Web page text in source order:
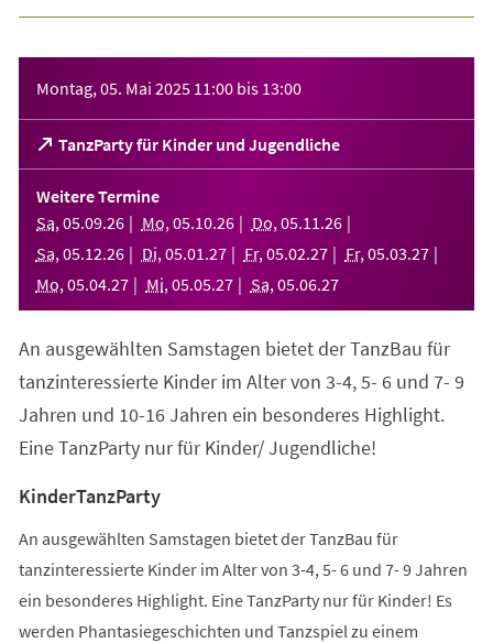
Montag, 05. Mai 2025 11:00 bis 13:00
TanzParty für Kinder und Jugendliche
(Öffnet
in
einem
neuen
Tab)
Weitere Termine
Sa, 05.09.26 Mo, 05.10.26 Do, 05.11 .26
Sa, 05.12.26 Di, 05.01 .27 Fr, 05.02.27 Fr, 05.03.27
Mo, 05.04.27 Mi, 05.05.27 Sa, 05.06.27
An ausgewählten Samstagen bietet der TanzBau für
tanzinteressierte Kinder im Alter von 3-4, 5- 6 und 7- 9
Jahren und 10-16 Jahren ein besonderes Highlight.
Eine TanzParty nur für Kinder/ Jugendliche!
KinderTanzParty
An ausgewählten Samstagen bietet der TanzBau für
tanzinteressierte Kinder im Alter von 3-4, 5- 6 und 7- 9 Jahren
ein besonderes Highlight. Eine TanzParty nur für Kinder! Es
werden Phantasiegeschichten und Tanzspiel zu einem